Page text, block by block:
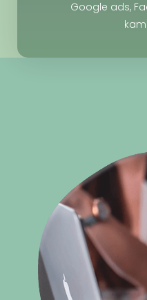
Google ads,